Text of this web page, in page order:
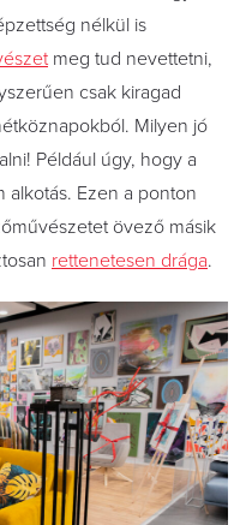
nélkül is
meg tud nevettetni,
csak kiragad
Milyen jó
Például úgy, hogy a
alkotás. Ezen a ponton
övező másik
rettenetesen drága.